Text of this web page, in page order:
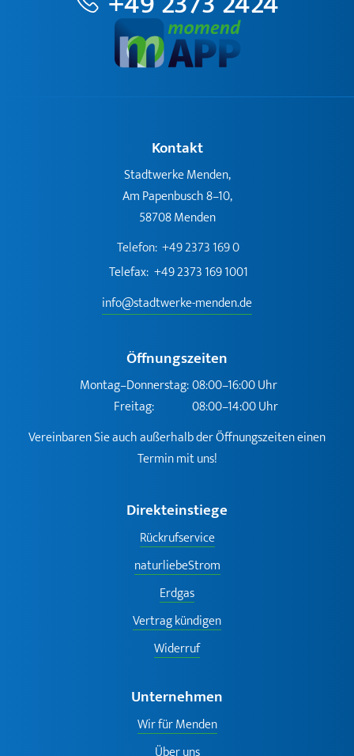
Kontakt
Stadtwerke Menden,
Am Papenbusch 8–10,
58708 Menden
Telefon: +49 2373 169 0
Telefax: +49 2373 169 1001
info@stadtwerke-menden.de
Öffnungszeiten
Montag–Donnerstag:08:00–16:00 Uhr
Freitag:
08:00–14:00 Uhr
Vereinbaren Sie auch außerhalb der Öffnungszeiten einen
Termin mit uns!
Direkteinstiege
Rückrufservice
naturliebeStrom
Erdgas
Vertrag kündigen
Widerruf
Unternehmen
Wir für Menden